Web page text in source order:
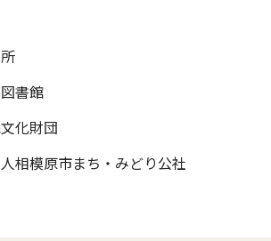
書館
化財団
相模原市まち・みどり公社